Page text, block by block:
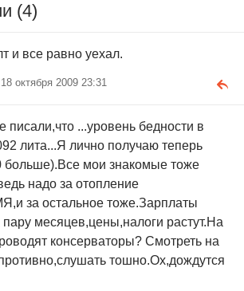
(4)
и все равно уехал.
18 октября 2009 23:31
писали,что ...уровень бедности в
лита...Я лично получаю теперь
больше).Все мои знакомые тоже
надо за отопление
за остальное тоже.Зарплаты
месяцев,цены,налоги растут.На
консерваторы? Смотреть на
тошно.Ох,дождутся